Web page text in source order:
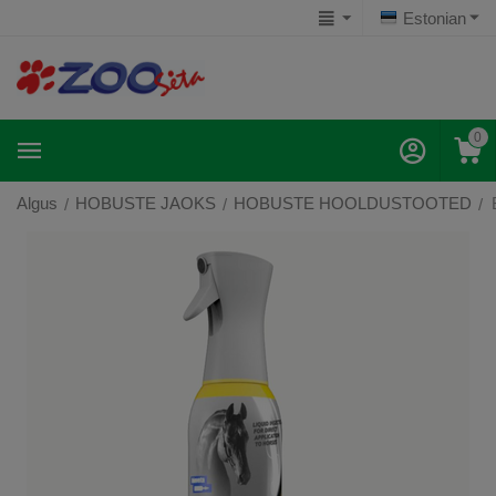
Estonian
0
Algus / HOBUSTE JAOKS / HOBUSTE HOOLDUSTOOTED /